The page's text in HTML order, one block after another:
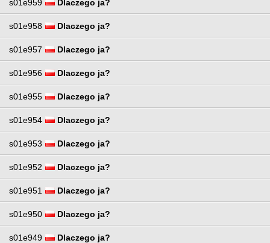
s01e959 Dlaczego ja?
s01e958 Dlaczego ja?
s01e957 Dlaczego ja?
s01e956 Dlaczego ja?
s01e955 Dlaczego ja?
s01e954 Dlaczego ja?
s01e953 Dlaczego ja?
s01e952 Dlaczego ja?
s01e951 Dlaczego ja?
s01e950 Dlaczego ja?
s01e949 Dlaczego ja?